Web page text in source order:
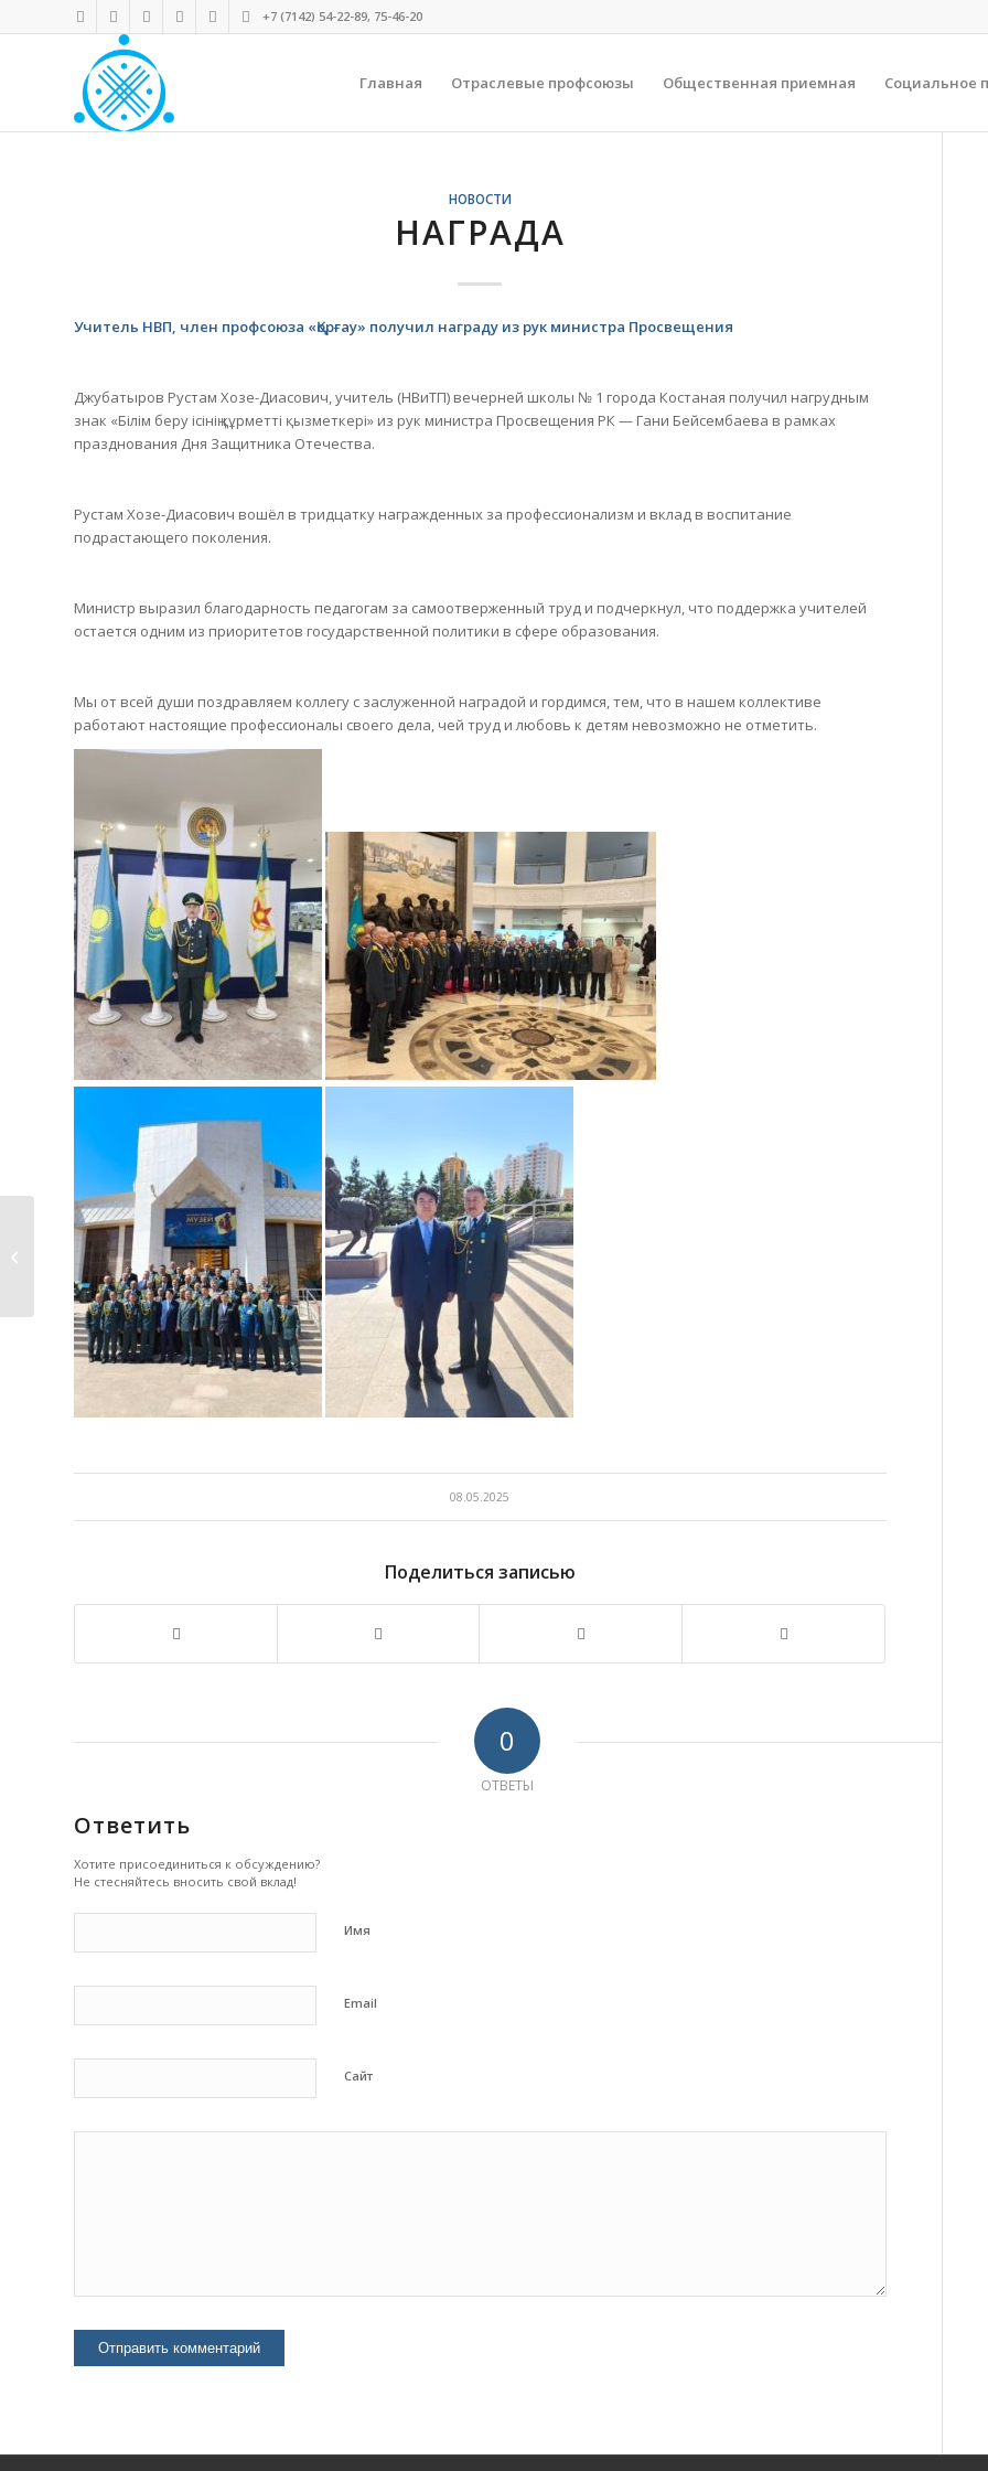
+7 (7142) 54-22-89, 75-46-20
Главная Отраслевые профсоюзы Общественная приемная Социальное
НОВОСТИ
НАГРАДА
Учитель НВП, член профсоюза «Қорғау» получил награду из рук министра Просвещения
Джубатыров Рустам Хозе-Диасович, учитель (НВиТП) вечерней школы № 1 города Костаная получил нагрудным
знак «Білім беру ісінің құрметті қызметкері» из рук министра Просвещения РК — Гани Бейсембаева в рамках
празднования Дня Защитника Отечества.
Рустам Хозе-Диасович вошёл в тридцатку награжденных за профессионализм и вклад в воспитание
подрастающего поколения.
Министр выразил благодарность педагогам за самоотверженный труд и подчеркнул, что поддержка учителей
остается одним из приоритетов государственной политики в сфере образования.
Мы от всей души поздравляем коллегу с заслуженной наградой и гордимся, тем, что в нашем коллективе
работают настоящие профессионалы своего дела, чей труд и любовь к детям невозможно не отметить.
08.05.2025
Поделиться записью
0
ОТВЕТЫ
Ответить
Хотите присоединиться к обсуждению?
Не стесняйтесь вносить свой вклад!
Имя
Email
Сайт
Праздник настоящих мужчин
отметил коллектив...